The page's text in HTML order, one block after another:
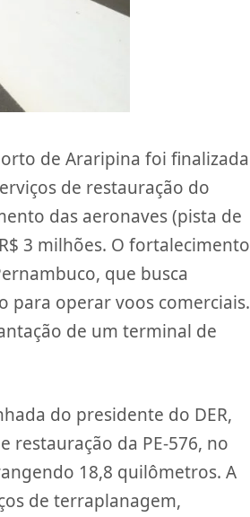
de Araripina foi finalizada
de restauração do
das aeronaves (pista de
3 milhões. O fortalecimento
que busca
operar voos comerciais.
de um terminal de
do presidente do DER,
restauração da PE-576, no
18,8 quilômetros. A
de terraplanagem,